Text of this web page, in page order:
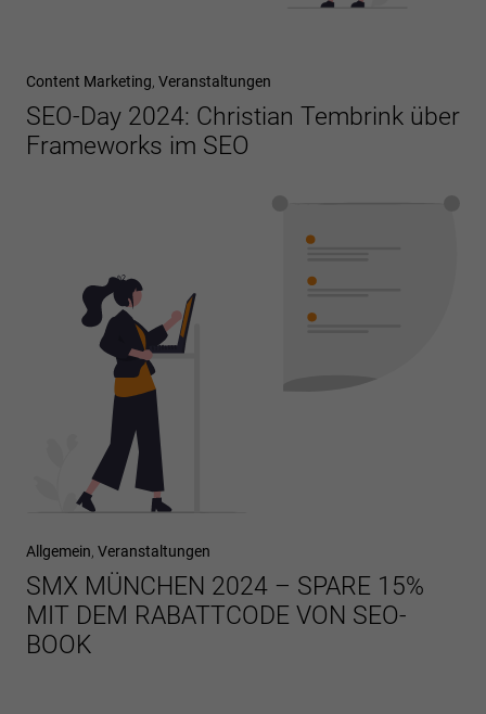
Content Marketing, Veranstaltungen
SEO-Day 2024: Christian Tembrink über
Frameworks im SEO
Allgemein, Veranstaltungen
SMX MÜNCHEN 2024 – SPARE 15%
MIT DEM RABATTCODE VON SEO-
BOOK